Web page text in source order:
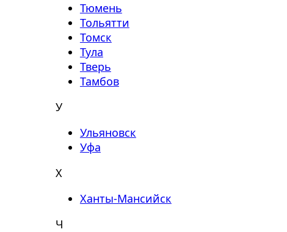
Тюмень
Тольятти
Томск
Тула
Тверь
Тамбов
У
Ульяновск
Уфа
Х
Ханты-Мансийск
Ч